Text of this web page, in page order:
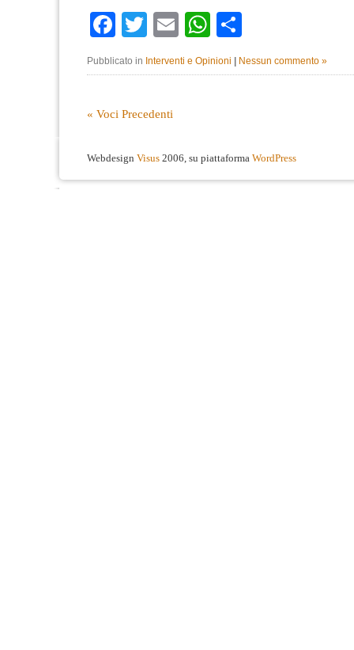
Facebook
TwitterEmailWhatsApp
Pubblicato in Interventi e Opinioni Nessun commento »
« Voci Precedenti
Webdesign Visus 2006, su piattaforma WordPress